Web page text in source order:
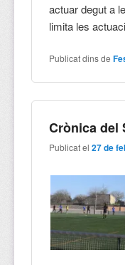
actuar degut a
limita les
Publicat dins de
Crònica del
Publicat el27 de